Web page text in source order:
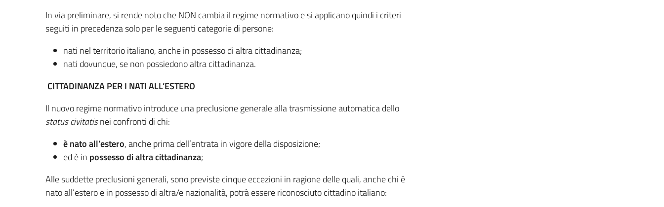
In via preliminare, si rende noto che NON cambia il regime normativo e si applicano quindi i criteri
seguiti in precedenza solo per le seguenti categorie di persone:
nati nel territorio italiano, anche in possesso di altra cittadinanza;
nati dovunque, se non possiedono altra cittadinanza.
CITTADINANZA PER I NATI ALL’ESTERO
Il nuovo regime normativo introduce una preclusione generale alla trasmissione automatica dello
status civitatisnei confronti di chi:
è nato all’estero, anche prima dell’entrata in vigore della disposizione;
ed è in possesso di altra cittadinanza;
Alle suddette preclusioni generali, sono previste cinque eccezioni in ragione delle quali, anche chi è
nato all’estero e in possesso di altra/e nazionalità, potrà essere riconosciuto cittadino italiano: